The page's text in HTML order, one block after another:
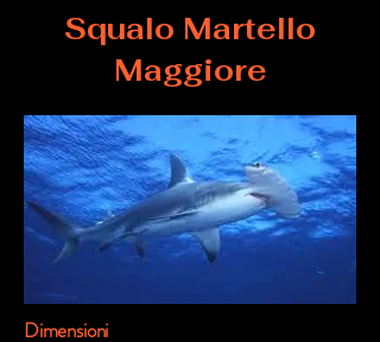
Squalo Martello
Maggiore
Dimensioni